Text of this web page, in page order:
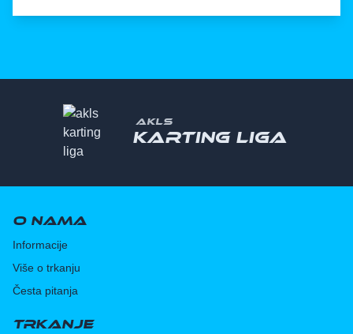
AKLS
Karting liga
O nama
Informacije
Više o trkanju
Česta pitanja
Trkanje